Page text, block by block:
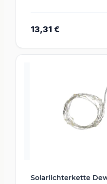
13,31 €
Solarlichterkette